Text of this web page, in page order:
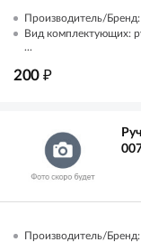
Производитель/Бренд:
Вид комплектующих:
...
200 ₽
Производитель/